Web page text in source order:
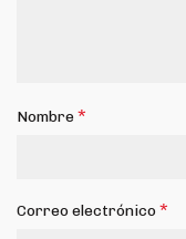
Nombre*
Correo electrónico*